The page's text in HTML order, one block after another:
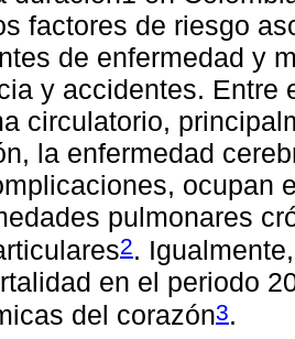
factores de riesgo
de enfermedad y
y accidentes. Entre
circulatorio,
la enfermedad
ocupan
pulmonares
2.
en el periodo
del corazón3.